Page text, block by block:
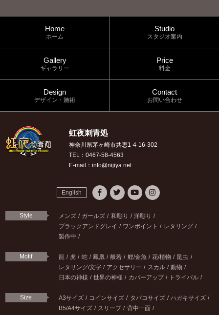
Home
ホーム
Studio
スタジオ案内
Gallery
ギャラリー
Price
料金
Design
デザイン・施術
Contact
お問い合わせ
虹夜刺青処
神奈川県茅ヶ崎市共恵1-4-16-302
TEL：0467-58-4563
E-mail：info@nijiya.net
English
Style メンズ ガールズ 和彫り
洋彫り
ブラックアンドグレイ
ワンポイント
レタリング
製作中
Motif 龍 虎 蛇 鳳凰 般若 鯉/金魚 花/植物
昆虫
レタリング/文字
アクセサリー スカル
動物
日本の神様
世界の神様 カバーアップ トライバル
Size A3サイズ コインサイズ タバコサイズ
ハガキサイズ
B5/A4サイズ
スリーブ 背中一面